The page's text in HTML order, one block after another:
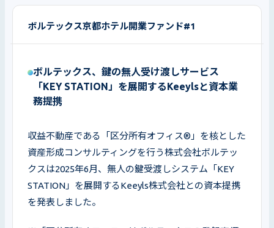
ボルテックス京都ホテル開業ファンド#1
ボルテックス、鍵の無人受け渡しサービス
「KEY STATION」を展開するKeeylsと資本業
務提携
収益不動産である「区分所有オフィス®」を核とした
資産形成コンサルティングを行う株式会社ボルテッ
クスは2025年6月、無人の鍵受渡しシステム「KEY
STATION」を展開するKeeyls株式会社との資本提携
を発表しました。